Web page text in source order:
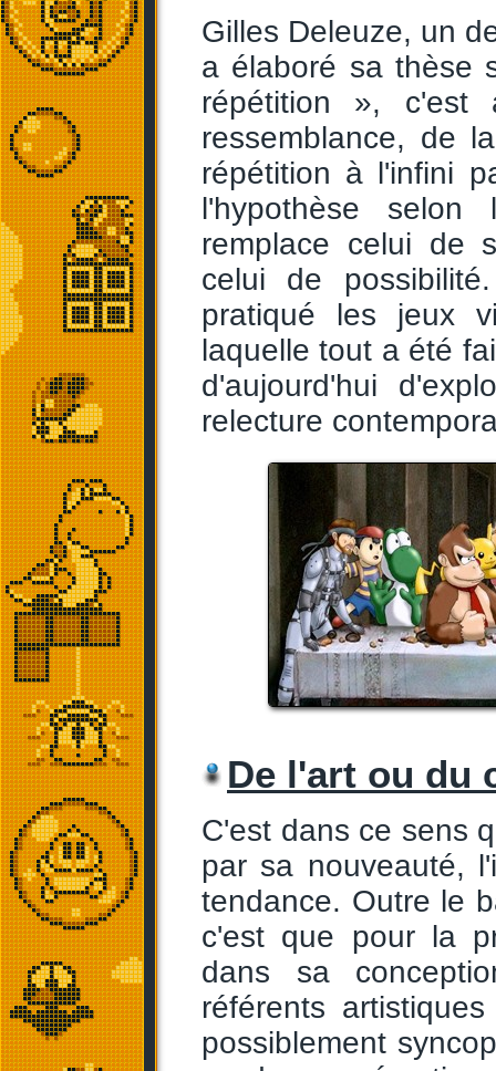
Gilles Deleuze, un
a élaboré sa thèse
répétition »,
ressemblance, de
répétition à l'infini
l'hypothèse selon
remplace celui de
celui de
pratiqué les jeux
laquelle tout a été
d'aujourd'hui
relecture
De l'art ou du
C'est dans ce sens
par sa nouveauté,
tendance. Outre le
c'est que pour la
dans sa
référents
possiblement